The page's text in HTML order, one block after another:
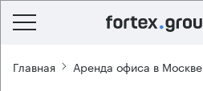
Главная Аренда офиса в Москве